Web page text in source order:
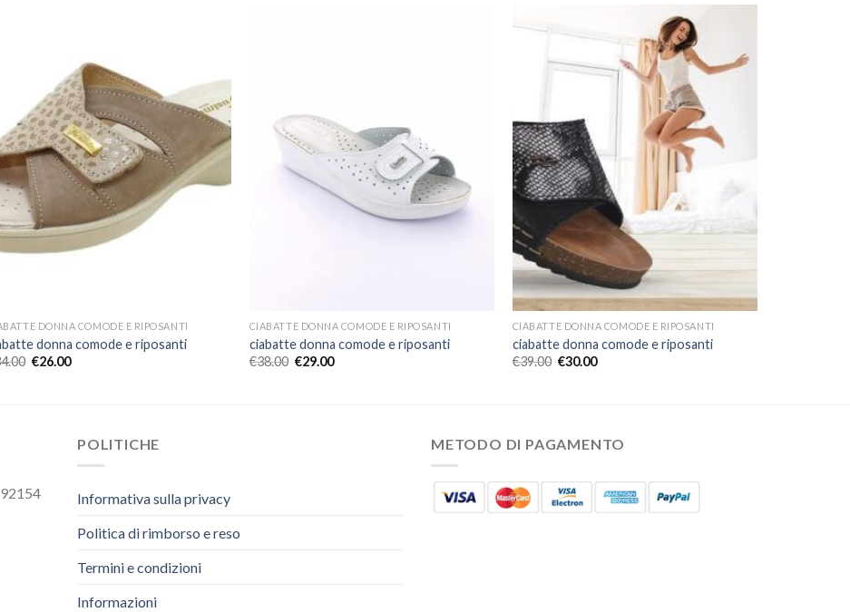
DONNA COMODE E RIPOSANTI
donna comode e riposanti
€26.00
CIABATTE DONNA COMODE E RIPOSANTI
ciabatte donna comode e riposanti
€38.00 €29.00
CIABATTE DONNA COMODE E RIPOSANTI
ciabatte donna comode e riposanti
€39.00 €30.00
POLITICHE
Informativa sulla privacy
Politica di rimborso e reso
Termini e condizioni
Informazioni
METODO DI PAGAMENTO